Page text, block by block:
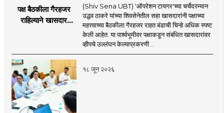
पक्ष बैठकीला गैरहजर
राहिल्याने खासदार
काय सांगतो?
(Shiv Sena UBT) 'ऑपरेशन टायगर'च्या चर्चेदरम्यान
उद्धव ठाकरे यांच्या शिवसेनेतील सहा खासदारांनी पक्षाच्या
महत्त्वाच्या बैठकीला गैरहजर राहत बंडाची चिन्हे अधिक स्पष्ट
केली आहेत. या पार्श्वभूमीवर पक्षाकडून संबंधित खासदारांवर
व्हीपचे उल्लंघन केल्याप्रकरणी ..
१८ जून २०२६